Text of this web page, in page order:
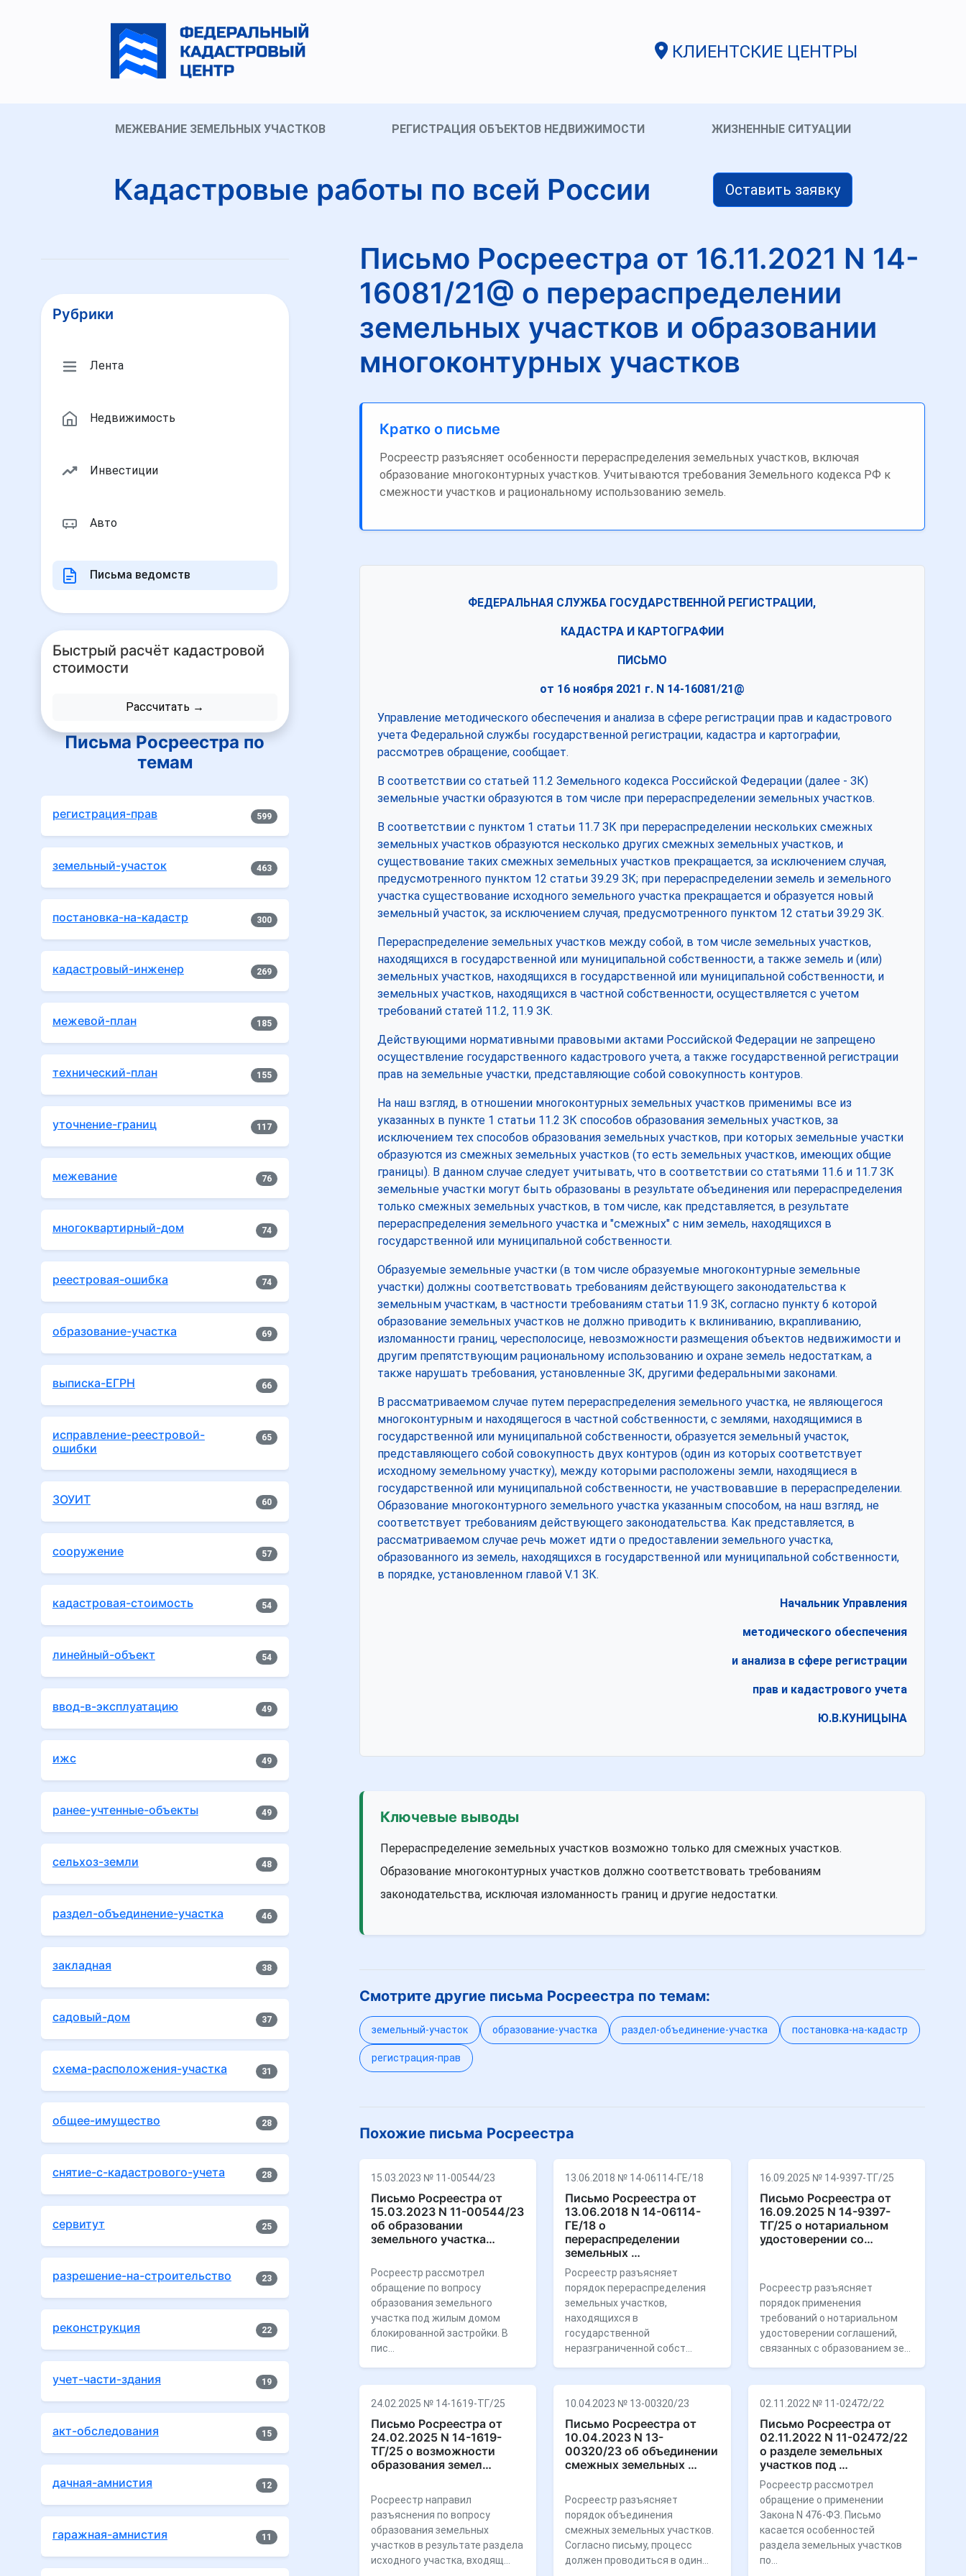
КЛИЕНТСКИЕ ЦЕНТРЫ
МЕЖЕВАНИЕ ЗЕМЕЛЬНЫХ УЧАСТКОВ РЕГИСТРАЦИЯ ОБЪЕКТОВ НЕДВИЖИМОСТИ ЖИЗНЕННЫЕ СИТУАЦИИ
Кадастровые работы по всей России Оставить заявку
Рубрики
Лента
Недвижимость
Инвестиции
Авто
Письма ведомств
Быстрый расчёт кадастровой
стоимости
Рассчитать →
Письма Росреестра по
темам
регистрация-прав 599
земельный-участок 463
постановка-на-кадастр 300
кадастровый-инженер 269
межевой-план 185
технический-план 155
уточнение-границ 117
межевание 76
многоквартирный-дом 74
реестровая-ошибка 74
образование-участка 69
выписка-ЕГРН 66
исправление-реестровой-
ошибки
65
ЗОУИТ 60
сооружение 57
кадастровая-стоимость 54
линейный-объект 54
ввод-в-эксплуатацию 49
ижс 49
ранее-учтенные-объекты 49
сельхоз-земли 48
раздел-объединение-участка 46
закладная 38
садовый-дом 37
схема-расположения-участка 31
общее-имущество 28
снятие-с-кадастрового-учета 28
сервитут 25
разрешение-на-строительство 23
реконструкция 22
учет-части-здания 19
акт-обследования 15
дачная-амнистия 12
гаражная-амнистия 11
Письмо Росреестра от 16.11.2021 N 14-
16081/21@ о перераспределении
земельных участков и образовании
многоконтурных участков
Кратко о письме
Росреестр разъясняет особенности перераспределения земельных участков, включая
образование многоконтурных участков. Учитываются требования Земельного кодекса РФ к
смежности участков и рациональному использованию земель.
ФЕДЕРАЛЬНАЯ СЛУЖБА ГОСУДАРСТВЕННОЙ РЕГИСТРАЦИИ,
КАДАСТРА И КАРТОГРАФИИ
ПИСЬМО
от 16 ноября 2021 г. N 14-16081/21@
Управление методического обеспечения и анализа в сфере регистрации прав и кадастрового
учета Федеральной службы государственной регистрации, кадастра и картографии,
рассмотрев обращение, сообщает.
В соответствии со статьей 11.2 Земельного кодекса Российской Федерации (далее - ЗК)
земельные участки образуются в том числе при перераспределении земельных участков.
В соответствии с пунктом 1 статьи 11.7 ЗК при перераспределении нескольких смежных
земельных участков образуются несколько других смежных земельных участков, и
существование таких смежных земельных участков прекращается, за исключением случая,
предусмотренного пунктом 12 статьи 39.29 ЗК; при перераспределении земель и земельного
участка существование исходного земельного участка прекращается и образуется новый
земельный участок, за исключением случая, предусмотренного пунктом 12 статьи 39.29 ЗК.
Перераспределение земельных участков между собой, в том числе земельных участков,
находящихся в государственной или муниципальной собственности, а также земель и (или)
земельных участков, находящихся в государственной или муниципальной собственности, и
земельных участков, находящихся в частной собственности, осуществляется с учетом
требований статей 11.2, 11.9 ЗК.
Действующими нормативными правовыми актами Российской Федерации не запрещено
осуществление государственного кадастрового учета, а также государственной регистрации
прав на земельные участки, представляющие собой совокупность контуров.
На наш взгляд, в отношении многоконтурных земельных участков применимы все из
указанных в пункте 1 статьи 11.2 ЗК способов образования земельных участков, за
исключением тех способов образования земельных участков, при которых земельные участки
образуются из смежных земельных участков (то есть земельных участков, имеющих общие
границы). В данном случае следует учитывать, что в соответствии со статьями 11.6 и 11.7 ЗК
земельные участки могут быть образованы в результате объединения или перераспределения
только смежных земельных участков, в том числе, как представляется, в результате
перераспределения земельного участка и "смежных" с ним земель, находящихся в
государственной или муниципальной собственности.
Образуемые земельные участки (в том числе образуемые многоконтурные земельные
участки) должны соответствовать требованиям действующего законодательства к
земельным участкам, в частности требованиям статьи 11.9 ЗК, согласно пункту 6 которой
образование земельных участков не должно приводить к вклиниванию, вкрапливанию,
изломанности границ, чересполосице, невозможности размещения объектов недвижимости и
другим препятствующим рациональному использованию и охране земель недостаткам, а
также нарушать требования, установленные ЗК, другими федеральными законами.
В рассматриваемом случае путем перераспределения земельного участка, не являющегося
многоконтурным и находящегося в частной собственности, с землями, находящимися в
государственной или муниципальной собственности, образуется земельный участок,
представляющего собой совокупность двух контуров (один из которых соответствует
исходному земельному участку), между которыми расположены земли, находящиеся в
государственной или муниципальной собственности, не участвовавшие в перераспределении.
Образование многоконтурного земельного участка указанным способом, на наш взгляд, не
соответствует требованиям действующего законодательства. Как представляется, в
рассматриваемом случае речь может идти о предоставлении земельного участка,
образованного из земель, находящихся в государственной или муниципальной собственности,
в порядке, установленном главой V.1 ЗК.
Начальник Управления
методического обеспечения
и анализа в сфере регистрации
прав и кадастрового учета
Ю.В.КУНИЦЫНА
Ключевые выводы
Перераспределение земельных участков возможно только для смежных участков.
Образование многоконтурных участков должно соответствовать требованиям
законодательства, исключая изломанность границ и другие недостатки.
Смотрите другие письма Росреестра по темам:
земельный-участок образование-участка раздел-объединение-участка постановка-на-кадастр
регистрация-прав
Похожие письма Росреестра
15.03.2023 № 11-00544/23
Письмо Росреестра от
15.03.2023 N 11-00544/23
об образовании
земельного участка…
Росреестр рассмотрел
обращение по вопросу
образования земельного
участка под жилым домом
блокированной застройки. В
пис…
13.06.2018 № 14-06114-ГЕ/18
Письмо Росреестра от
13.06.2018 N 14-06114-
ГЕ/18 о
перераспределении
земельных …
Росреестр разъясняет
порядок перераспределения
земельных участков,
находящихся в
государственной
неразграниченной собст…
16.09.2025 № 14-9397-ТГ/25
Письмо Росреестра от
16.09.2025 N 14-9397-
ТГ/25 о нотариальном
удостоверении со…
Росреестр разъясняет
порядок применения
требований о нотариальном
удостоверении соглашений,
связанных с образованием зе…
24.02.2025 № 14-1619-ТГ/25
Письмо Росреестра от
24.02.2025 N 14-1619-
ТГ/25 о возможности
образования земел…
Росреестр направил
разъяснения по вопросу
образования земельных
участков в результате раздела
исходного участка, входящ…
10.04.2023 № 13-00320/23
Письмо Росреестра от
10.04.2023 N 13-
00320/23 об объединении
смежных земельных …
Росреестр разъясняет
порядок объединения
смежных земельных участков.
Согласно письму, процесс
должен проводиться в один…
02.11.2022 № 11-02472/22
Письмо Росреестра от
02.11.2022 N 11-02472/22
о разделе земельных
участков под …
Росреестр рассмотрел
обращение о применении
Закона N 476-ФЗ. Письмо
касается особенностей
раздела земельных участков
по…